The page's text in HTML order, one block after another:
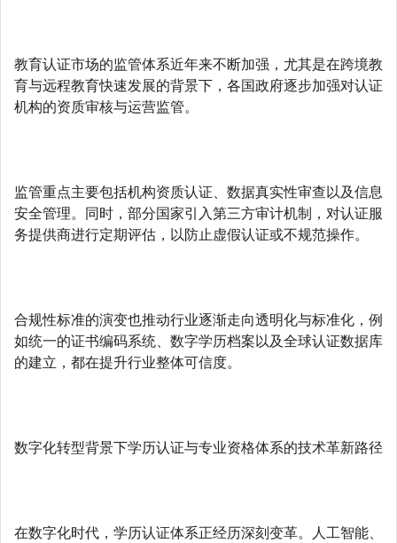
教育认证市场的监管体系近年来不断加强，尤其是在跨境教
育与远程教育快速发展的背景下，各国政府逐步加强对认证
机构的资质审核与运营监管。
监管重点主要包括机构资质认证、数据真实性审查以及信息
安全管理。同时，部分国家引入第三方审计机制，对认证服
务提供商进行定期评估，以防止虚假认证或不规范操作。
合规性标准的演变也推动行业逐渐走向透明化与标准化，例
如统一的证书编码系统、数字学历档案以及全球认证数据库
的建立，都在提升行业整体可信度。
数字化转型背景下学历认证与专业资格体系的技术革新路径
在数字化时代，学历认证体系正经历深刻变革。人工智能、